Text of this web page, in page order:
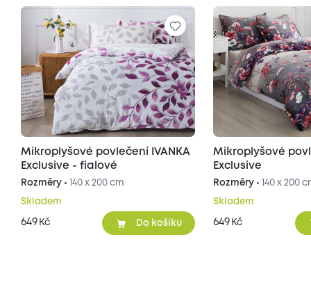
Mikroplyšové povlečení IVANKA
Exclusive - fialové
Rozměry • 140 x 200 cm
Skladem
649 Kč Do košíku
Mikroplyšové
Exclusive
Rozměry • 140 x 200
Skladem
649 Kč